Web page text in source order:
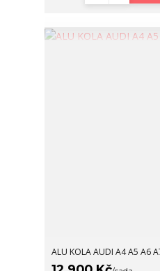
ALU KOLA AUDI A4 A5 A6